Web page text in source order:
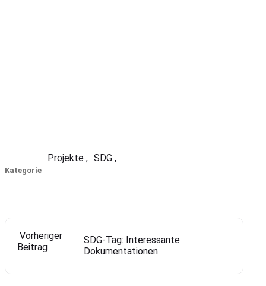
Kategorie
Projekte SDG
Vorheriger
Beitrag
SDG-Tag: Interessante
Dokumentationen